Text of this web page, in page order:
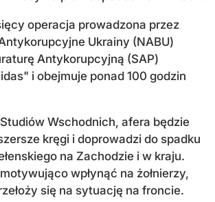
operacja prowadzona przez
Ukrainy (NABU)
Antykorupcyjną (SAP)
i obejmuje ponad 100 godzin
Studiów Wschodnich, afera będzie
kręgi i doprowadzi do spadku
na Zachodzie i w kraju.
wpłynąć na żołnierzy,
się na sytuację na froncie.